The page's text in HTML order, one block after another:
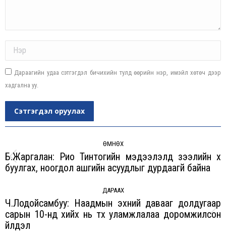
Дараагийн удаа сэтгэгдэл бичихийн тулд өөрийн нэр, имэйл хөтөч дээр
хадгална уу.
Сэтгэгдэл оруулах
navigation
ӨМНӨХ
Previous
post:
Б.Жаргалан: Рио Тинтогийн мэдээлэлд зээлийн хүү
буулгах, ноогдол ашгийн асуудлыг дурдаагүй байна
ДАРААХ
Next
Ч.Лодойсамбуу: Наадмын эхний давааг долдугаар
сарын 10-нд хийх нь түүх уламжлалаа доромжилсон
үйлдэл